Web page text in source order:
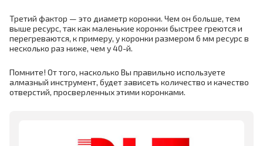
Третий фактор — это диаметр коронки. Чем он больше, тем
выше ресурс, так как маленькие коронки быстрее греются и
перегреваются, к примеру, у коронки размером 6 мм ресурс в
несколько раз ниже, чем у 40-й.
Помните! От того, насколько Вы правильно используете
алмазный инструмент, будет зависеть количество и качество
отверстий, просверленных этими коронками.